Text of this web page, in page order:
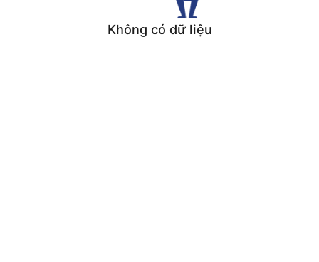
Không có dữ liệu